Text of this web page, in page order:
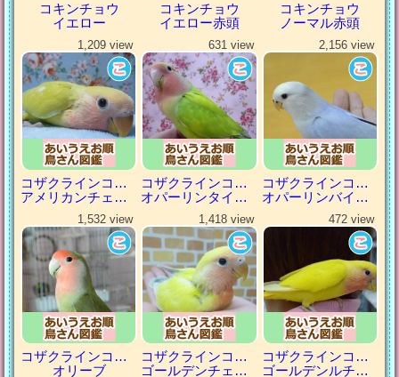
コキンチョウ
イエロー
コキンチョウ
イエロー赤頭
コキンチョウ
ノーマル赤頭
1,209 view
コザクラインコ（小桜インコ）
アメリカンチェリー
631 view
コザクラインコ（小桜インコ）
オパーリンタイガー
2,156 view
コザクラインコ（小桜インコ）
オパーリンバイオレット
1,532 view
コザクラインコ（小桜インコ）
オリーブ
1,418 view
コザクラインコ（小桜インコ）
ゴールデンチェリー
472 view
コザクラインコ（小桜インコ）
ゴールデンルチノー